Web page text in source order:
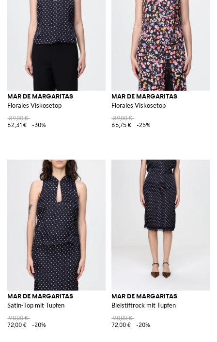
MAR DE MARGARITAS
Florales Viskosetop
89,00 €
62,31 €
-30%
MAR DE MARGARITAS
Florales Viskosetop
89,00 €
66,75 €
-25%
MAR DE MARGARITAS
Satin-Top mit Tupfen
90,00 €
72,00 €
-20%
MAR DE MARGARITAS
Bleistiftrock mit Tupfen
90,00 €
72,00 €
-20%